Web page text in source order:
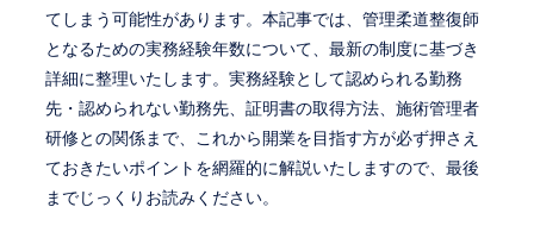
てしまう可能性があります。本記事では、管理柔道整復師
となるための実務経験年数について、最新の制度に基づき
詳細に整理いたします。実務経験として認められる勤務
先・認められない勤務先、証明書の取得方法、施術管理者
研修との関係まで、これから開業を目指す方が必ず押さえ
ておきたいポイントを網羅的に解説いたしますので、最後
までじっくりお読みください。